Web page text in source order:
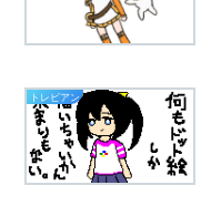
トレビアン